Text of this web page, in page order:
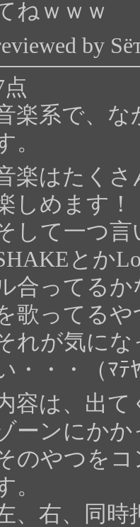
ねｗｗｗ
by
点
楽系で、な
。
楽はたくさ
しめます！
して一つ
とか
合ってるか
歌ってる
れが気に
・・・（ﾏﾃ
容は、出
ーンにか
のやつを
。
、右、同時